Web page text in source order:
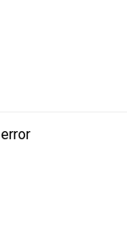
error